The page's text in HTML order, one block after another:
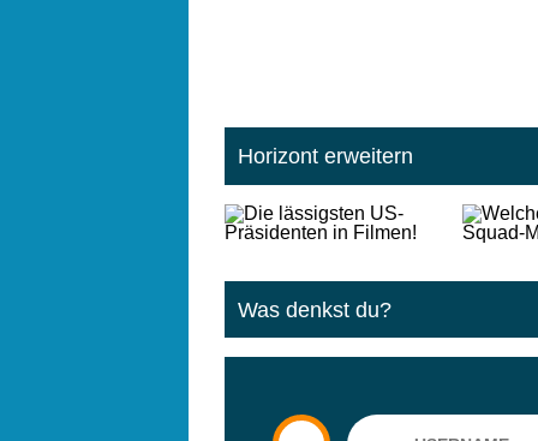
Horizont erweitern
Was denkst du?